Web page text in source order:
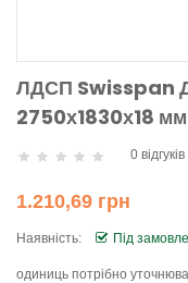
ЛДСП Swisspan
2750х1830х18 мм
0 відгуків
1.210,69 грн
Наявність: Під
одиниць потрібно